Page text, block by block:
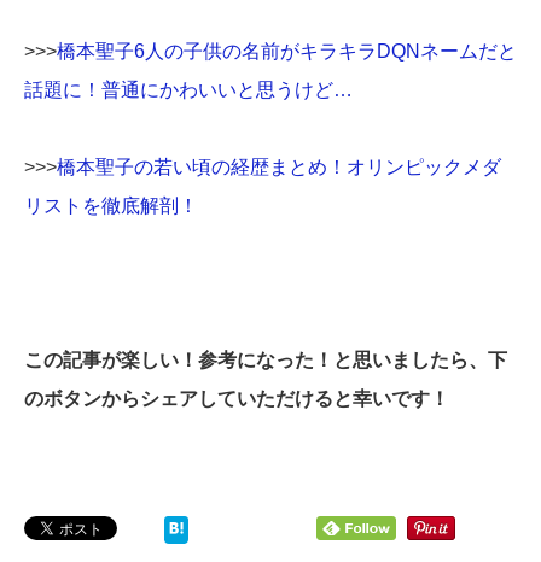
>>>橋本聖子6人の子供の名前がキラキラDQNネームだと
話題に！普通にかわいいと思うけど…
>>>橋本聖子の若い頃の経歴まとめ！オリンピックメダ
リストを徹底解剖！
この記事が楽しい！参考になった！と思いましたら、下
のボタンからシェアしていただけると幸いです！